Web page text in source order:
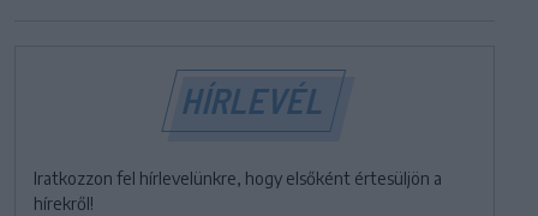
HÍRLEVÉL
Iratkozzon fel hírlevelünkre, hogy elsőként értesüljön a
hírekről!